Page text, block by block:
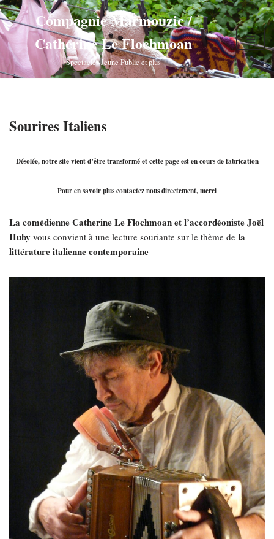
Aller
au
contenu
Compagnie Marmouzic /
Catherine Le Flochmoan
Spectacles Jeune Public et plus
Sourires Italiens
Désolée, notre site vient d’être transformé et cette page est en cours de fabrication
Pour en savoir plus contactez nous directement, merci
La comédienne Catherine Le Flochmoan et l’accordéoniste Joël
Huby vous convient à une lecture souriante sur le thème de la
littérature italienne contemporaine